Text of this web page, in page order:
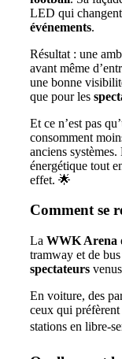
LED qui
événements.
Résultat : une
avant même
une bonne
que pour les
Et ce n’est pas
consomment
anciens
énergétique tout
effet. 🌟
Comment se
La WWK Arena
tramway et de
spectateurs
En voiture, des
ceux qui
stations en libre-